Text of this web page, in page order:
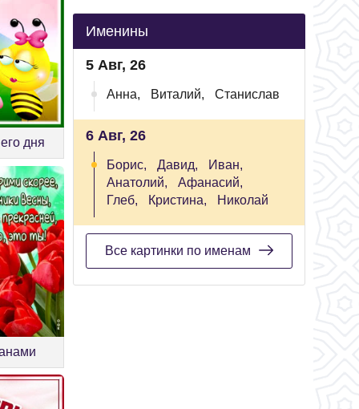
дня
Именины
5 Авг, 26
Анна, Виталий, Станислав
6 Авг, 26
Борис, Давид,
Иван,
Анатолий,
Афанасий,
Глеб,
Кристина, Николай
Все картинки по именам